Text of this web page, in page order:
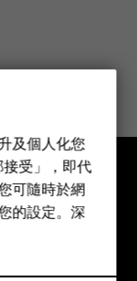
及個人化您
受」，即代
可隨時於網
的設定。深